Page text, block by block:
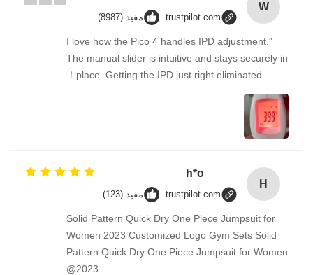
W
trustpilot.com مفید (8987)
"I love how the Pico 4 handles IPD adjustment.
The manual slider is intuitive and stays securely in
place. Getting the IPD just right eliminated！
H
h*o
trustpilot.com مفید (123)
Solid Pattern Quick Dry One Piece Jumpsuit for
Women 2023 Customized Logo Gym Sets Solid
Pattern Quick Dry One Piece Jumpsuit for Women
2023@